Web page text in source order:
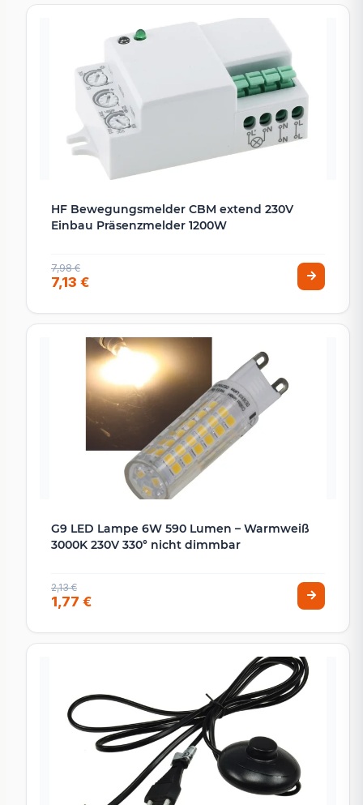
HF Bewegungsmelder CBM extend 230V
Einbau Präsenzmelder 1200W
7,98 €
7,13 €
G9 LED Lampe 6W 590 Lumen – Warmweiß
3000K 230V 330° nicht dimmbar
2,13 €
1,77 €